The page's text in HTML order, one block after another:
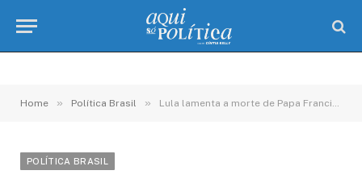
Home » Política Brasil » Lula lamenta a morte de Papa Francisco: “a humanidade perde hoje uma voz de respeito e acolhimento ao próximo“
POLÍTICA BRASIL